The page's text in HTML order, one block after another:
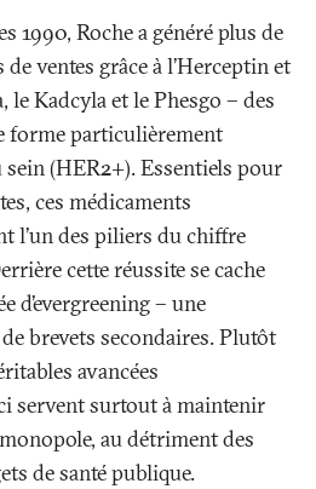
1990, Roche a généré plus de
ventes grâce à l’Herceptin et
le Kadcyla et le Phesgo – des
forme particulièrement
sein (HER2+). Essentiels pour
ces médicaments
l’un des piliers du chiffre
cette réussite se cache
d’evergreening – une
brevets secondaires. Plutôt
avancées
servent surtout à maintenir
au détriment des
de santé publique.